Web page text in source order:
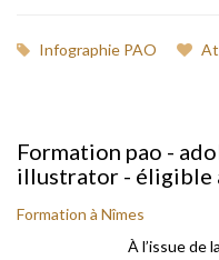
Infographie PAO
Formation pao -
illustrator - éligible
Formation à Nîmes
À l’issue de